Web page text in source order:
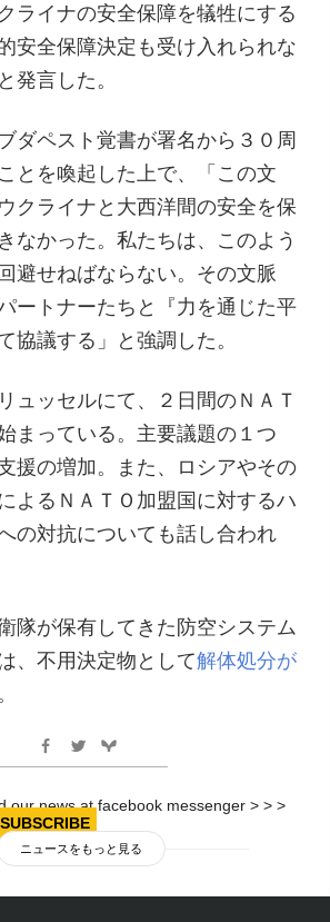
ライナの安全保障を犠牲にする
安全保障決定も受け入れられな
発言した。
ダペスト覚書が署名から３０周
とを喚起した上で、「この文
クライナと大西洋間の安全を保
なかった。私たちは、このよう
避せねばならない。その文脈
ートナーたちと『力を通じた平
協議する」と強調した。
ュッセルにて、２日間のＮＡＴ
まっている。主要議題の１つ
援の増加。また、ロシアやその
よるＮＡＴＯ加盟国に対するハ
の対抗についても話し合われ
隊が保有してきた防空システム
、不用決定物として解体処分が
。
our news at facebook messenger > > >
ニュースをもっと見る